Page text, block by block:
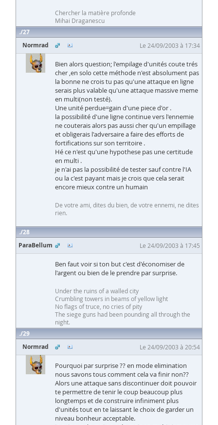
Chercher la matière profonde
Mihai Draganescu
27
Normrad
Le 24/09/2003 à 17:34
Bien alors question; l'empilage d'unités coute trés
cher ,en solo cette méthode n'est absolument pas
la bonne ne crois tu pas qu'une attaque en ligne
serais plus valable qu'une attaque massive meme
en multi(non testé).
Une unité perdue=gain d'une piece d'or .
la possibilité d'une ligne continue vers l'ennemie
ne couterais alors pas aussi cher qu'un empillage
et obligerais l'adversaire a faire des efforts de
fortifications sur son territoire .
Hé ce n'est qu'une hypothese pas une certitude
en multi .
je n'ai pas la possibilité de tester sauf contre l'IA
ou la c'est payant mais je crois que cela serait
encore mieux contre un humain
De votre ami, dites du bien, de votre ennemi, ne dites
rien.
28
ParaBellum
Le 24/09/2003 à 17:45
Ben faut voir si ton but c'est d'économiser de
l'argent ou bien de le prendre par surprise.
Under the ruins of a walled city
Crumbling towers in beams of yellow light
No flags of truce, no cries of pity
The siege guns had been pounding all through the
night.
29
Normrad
Le 24/09/2003 à 20:54
Pourquoi par surprise ?? en mode elimination
nous savons tous comment cela va finir non??
Alors une attaque sans discontinuer doit pouvoir
te permettre de tenir le coup beaucoup plus
longtemps et de construire infiniment plus
d'unités tout en te laissant le choix de garder un
niveau bonheur acceptable.